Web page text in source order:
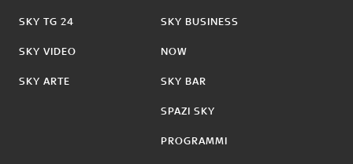
SKY TG 24
SKY VIDEO
SKY ARTE
SKY BUSINESS
NOW
SKY BAR
SPAZI SKY
PROGRAMMI